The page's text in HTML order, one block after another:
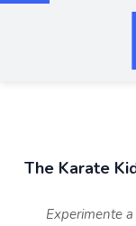
The Karate
Experimente